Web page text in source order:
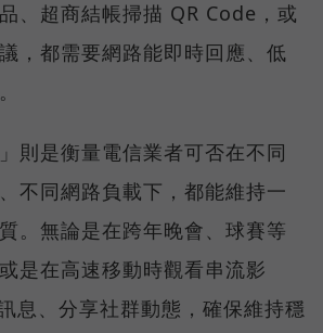
、超商結帳掃描 QR Code，或
，都需要網路能即時回應、低
則是衡量電信業者可否在不同
不同網路負載下，都能維持一
。無論是在跨年晚會、球賽等
是在高速移動時觀看串流影
息、分享社群動態，確保維持穩